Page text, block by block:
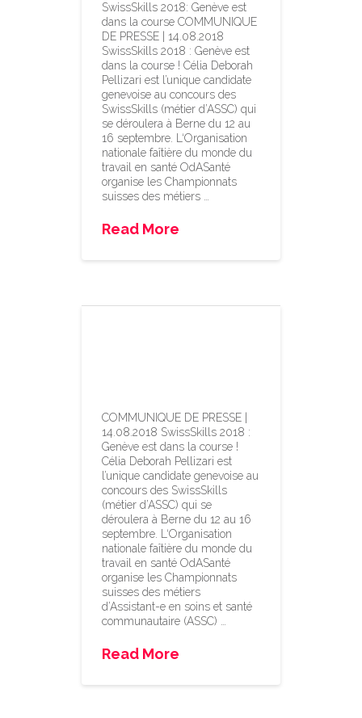
SwissSkills 2018: Genève est
dans la course COMMUNIQUE
DE PRESSE | 14.08.2018
SwissSkills 2018 : Genève est
dans la course ! Célia Deborah
Pellizari est l’unique candidate
genevoise au concours des
SwissSkills (métier d’ASSC) qui
se déroulera à Berne du 12 au
16 septembre. L‘Organisation
nationale faîtière du monde du
travail en santé OdASanté
organise les Championnats
suisses des métiers …
Read More
COMMUNIQUE DE PRESSE |
14.08.2018 SwissSkills 2018 :
Genève est dans la course !
Célia Deborah Pellizari est
l’unique candidate genevoise au
concours des SwissSkills
(métier d’ASSC) qui se
déroulera à Berne du 12 au 16
septembre. L‘Organisation
nationale faîtière du monde du
travail en santé OdASanté
organise les Championnats
suisses des métiers
d’Assistant-e en soins et santé
communautaire (ASSC) …
Read More